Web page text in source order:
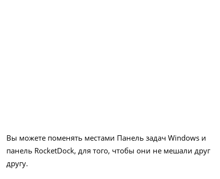
Вы можете поменять местами Панель задач Windows и
панель RocketDock, для того, чтобы они не мешали друг
другу.